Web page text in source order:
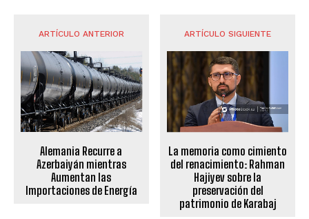
ARTÍCULO ANTERIOR
Alemania Recurre a
Azerbaiyán mientras
Aumentan las
Importaciones de Energía
ARTÍCULO SIGUIENTE
La memoria como cimiento
del renacimiento: Rahman
Hajiyev sobre la
preservación del
patrimonio de Karabaj